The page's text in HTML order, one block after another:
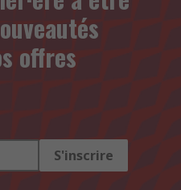
offres
S'inscrire